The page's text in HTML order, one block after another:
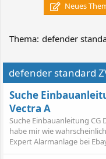
Neues
Thema: defender
defender standard
Suche
Vectra A
Suche Einbauanleitung CG
habe mir wie
Expert Alarmanlage bei